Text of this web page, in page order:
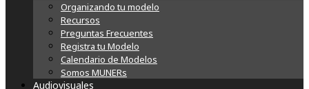
Organizando tu modelo
Recursos
Preguntas Frecuentes
Registra tu Modelo
Calendario de Modelos
Somos MUNERs
Audiovisuales